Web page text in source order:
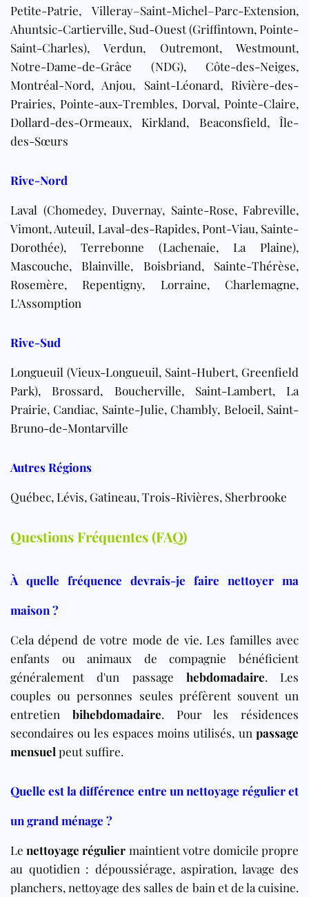
Petite-Patrie, Villeray–Saint-Michel–Parc-Extension,
Ahuntsic-Cartierville, Sud-Ouest (Griffintown, Pointe-
Saint-Charles), Verdun, Outremont, Westmount,
Notre-Dame-de-Grâce (NDG), Côte-des-Neiges,
Montréal-Nord, Anjou, Saint-Léonard, Rivière-des-
Prairies, Pointe-aux-Trembles, Dorval, Pointe-Claire,
Dollard-des-Ormeaux, Kirkland, Beaconsfield, Île-
des-Sœurs
Rive-Nord
Laval (Chomedey, Duvernay, Sainte-Rose, Fabreville,
Vimont, Auteuil, Laval-des-Rapides, Pont-Viau, Sainte-
Dorothée), Terrebonne (Lachenaie, La Plaine),
Mascouche, Blainville, Boisbriand, Sainte-Thérèse,
Rosemère, Repentigny, Lorraine, Charlemagne,
L'Assomption
Rive-Sud
Longueuil (Vieux-Longueuil, Saint-Hubert, Greenfield
Park), Brossard, Boucherville, Saint-Lambert, La
Prairie, Candiac, Sainte-Julie, Chambly, Beloeil, Saint-
Bruno-de-Montarville
Autres Régions
Québec, Lévis, Gatineau, Trois-Rivières, Sherbrooke
Questions Fréquentes (FAQ)
À quelle fréquence devrais-je faire nettoyer ma
maison ?
Cela dépend de votre mode de vie. Les familles avec
enfants ou animaux de compagnie bénéficient
généralement d'un passage hebdomadaire. Les
couples ou personnes seules préfèrent souvent un
entretien bihebdomadaire. Pour les résidences
secondaires ou les espaces moins utilisés, un passage
mensuel peut suffire.
Quelle est la différence entre un nettoyage régulier et
un grand ménage ?
Lenettoyage régulier maintient votre domicile propre
au quotidien : dépoussiérage, aspiration, lavage des
planchers, nettoyage des salles de bain et de la cuisine.